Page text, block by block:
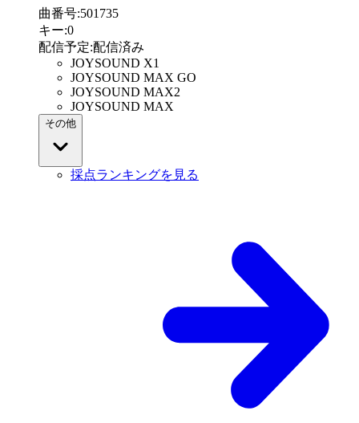
曲番号:501735
キー:0
配信予定:配信済み
JOYSOUND X1
JOYSOUND MAX GO
JOYSOUND MAX2
JOYSOUND MAX
その他
採点ランキングを見る